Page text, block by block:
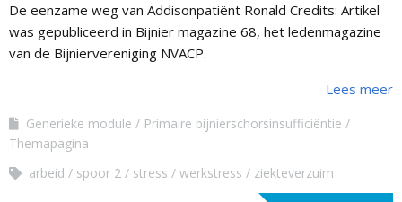
De eenzame weg van Addisonpatiënt Ronald Credits: Artikel
was gepubliceerd in Bijnier magazine 68, het ledenmagazine
van de Bijniervereniging NVACP.
Lees meer
Generieke module
Primaire bijnierschorsinsufficiëntie
Themapagina
arbeid
spoor 2 stress werkstress ziekteverzuim